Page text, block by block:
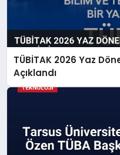
TÜBİTAK 2026 Yaz
Açıklandı